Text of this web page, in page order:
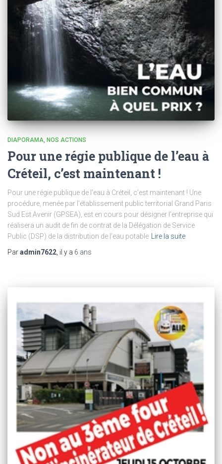
DIAPORAMA NOS ACTIONS
Pour une régie publique de l’eau à
Créteil, c’est maintenant !
Pour une régie publique de l’eau à Créteil, c’est maintenant ! Une
procédure, menée par l’établissement public territorial Grand Paris
Sud Est Avenir (GPSEA), est en cours pour désigner l’entreprise qui
réalisera un audit de fin de contrat de la Délégation de Service
Public (DSP) de la distribution de l’eau potable
Lire la suite
Paradmin7622 , il y a 6 ans